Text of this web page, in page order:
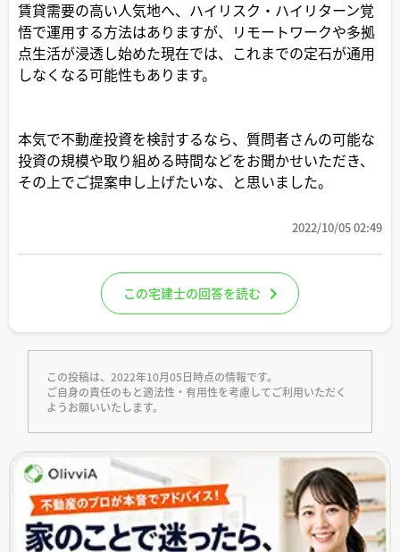
賃貸需要の高い人気地へ、ハイリスク・ハイリターン覚
悟で運用する方法はありますが、リモートワークや多拠
点生活が浸透し始めた現在では、これまでの定石が通用
しなくなる可能性もあります。
本気で不動産投資を検討するなら、質問者さんの可能な
投資の規模や取り組める時間などをお聞かせいただき、
その上でご提案申し上げたいな、と思いました。
2022/10/05 02:49
この宅建士の回答を読む
この投稿は、2022年10月05日時点の情報です。
ご自身の責任のもと適法性・有用性を考慮してご利用いただく
ようお願いいたします。